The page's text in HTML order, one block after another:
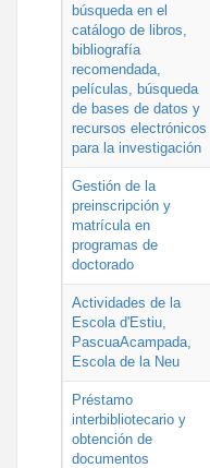
búsqueda en el
catálogo de libros,
bibliografía
recomendada,
películas, búsqueda
de bases de datos y
recursos electrónicos
para la investigación
Gestión de la
preinscripción y
matrícula en
programas de
doctorado
Actividades de la
Escola d'Estiu,
PascuaAcampada,
Escola de la Neu
Préstamo
interbibliotecario y
obtención de
documentos